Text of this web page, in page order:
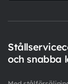
och snabba